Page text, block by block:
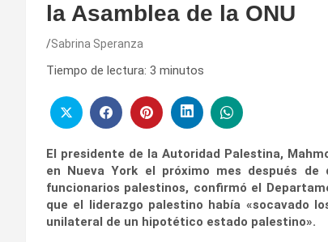
la Asamblea de la ONU
Sabrina Speranza
Tiempo de lectura: 3 minutos
El presidente de la Autoridad Palestina,
en Nueva York el próximo mes después
funcionarios palestinos, confirmó el
que el liderazgo palestino había «socavado
unilateral de un hipotético estado palestino».